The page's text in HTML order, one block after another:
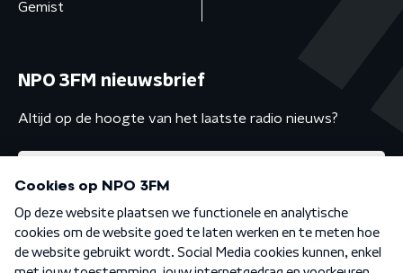
Gemist
NPO 3FM nieuwsbrief
Altijd op de hoogte van het laatste radio nieuws?
Algemene voorwaarden Privacybeleid